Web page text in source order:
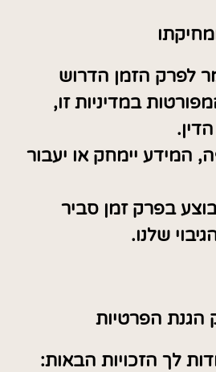
לפרק הזמן הדרוש
במדיניות זו,
המידע יימחק או יעבור
בפרק זמן סביר
שלנו.
לך הזכויות הבאות: